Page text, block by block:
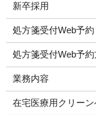
新卒採用
処方箋受付Web予約
処方箋受付Web予約
業務内容
在宅医療用クリー